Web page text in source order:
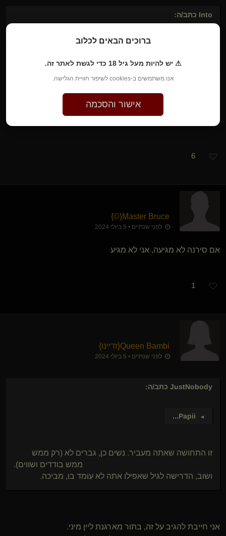
Into כתב/ה:
...
אני מרגישה שהפוטנציאל של Into באמת מגיע לידי ביטוי בשרשור
הזה. זה מאוד יפה ומרגש לעקוב ולקרוא.
6
Master Bruce
​{
©
}
לפני שנתיים • 5 ביולי 2024
אם סירנה לא מגיעה, אני לא מגיע
1
Queen Bambi
​{זדיינו}
לפני שנתיים • 5 ביולי 2024
JustNobody כתב/ה:
►
Papii
...
זו התחושה שאתה מעביר. נשים כן, גברים לא (רק ממש
ממש בודדים ושווים).
ושוב, הדרישה לגיל שאפילו אתה לא עומד בו, מביכה.
אני חייבת להגיב על זה, בתור מארגנת ליין מיני.
ברוכים הבאים לכלוב
⚠ יש להיות מעל גיל 18 כדי לגשת לאתר זה.
אנו משתמשים ב-cookies לשיפור חוויית הגלישה.
אישור והסכמה